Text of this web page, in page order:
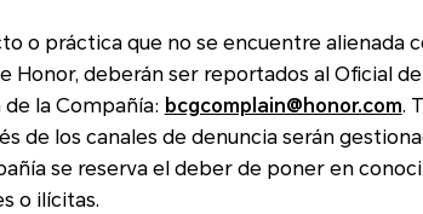
que no se encuentre alienada con los principios, las
ser reportados al Oficial de Cumplimiento o por medio del
la Compañía: bcgcomplain@honor.com.
de los canales de denuncia serán
situaciones ilegales o ilícitas.